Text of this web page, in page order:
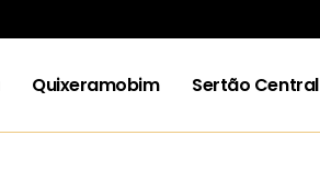
Quixeramobim Sertão Central